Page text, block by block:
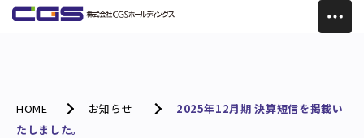
HOME お知らせ
2025年12月期 決算短信を掲載い
たしました。